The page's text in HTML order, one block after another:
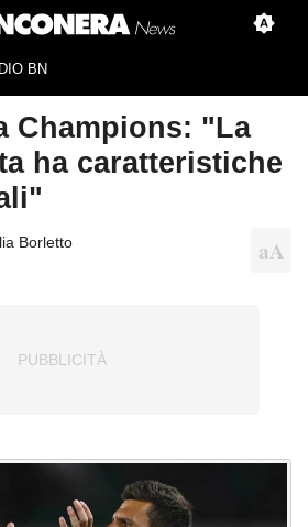
BN
Champions: "La
ha caratteristiche
Borletto